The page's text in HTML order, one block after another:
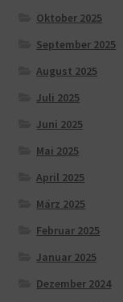
Oktober 2025
September 2025
August 2025
Juli 2025
Juni 2025
Mai 2025
April 2025
März 2025
Februar 2025
Januar 2025
Dezember 2024